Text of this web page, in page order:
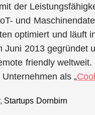
der
und
optimiert und läuft
Juni 2013 gegründet
friendly
als „
, Startups Dornbirn